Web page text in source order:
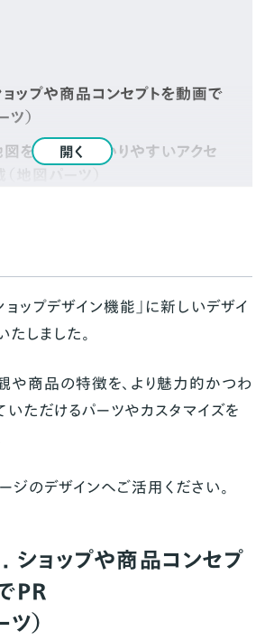
ップや商品コンセプトを動画で
）
を使って、わかりやすいアクセ
表現 （画像とテキストパーツ（左
く（タイトルパーツ）
ったショップページをデザイン
たいこと
開く
ョップデザイン機能」に新しいデザイ
しました。
や商品の特徴を、より魅力的かつわ
いただけるパーツやカスタマイズを
ジのデザインへご活用ください。
ョップや商品コンセプ
PR
）